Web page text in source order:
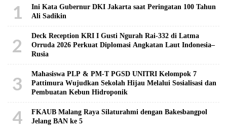
1
Ini Kata Gubernur DKI Jakarta saat Peringatan 100 Tahun
Ali Sadikin
2
Deck Reception KRI I Gusti Ngurah Rai-332 di Latma
Orruda 2026 Perkuat Diplomasi Angkatan Laut Indonesia–
Rusia
3
Mahasiswa PLP & PM-T PGSD UNITRI Kelompok 7
Pattimura Wujudkan Sekolah Hijau Melalui Sosialisasi dan
Pembuatan Kebun Hidroponik
4
FKAUB Malang Raya Silaturahmi dengan Bakesbangpol
Jelang BAN ke 5